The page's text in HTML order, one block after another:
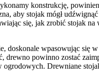
konstrukcję,
aby stojak mógł
się, jak zrobić stojak
doskonale wpasowując się
drewno powinno zostać
Drewniane